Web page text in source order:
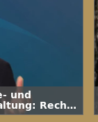
und
Recht